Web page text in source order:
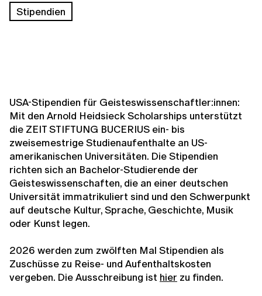
Stipendien
USA-Stipendien für Geisteswissenschaftler:innen:
Mit den Arnold Heidsieck Scholarships unterstützt
die ZEIT STIFTUNG BUCERIUS ein- bis
zweisemestrige Studienaufenthalte an US-
amerikanischen Universitäten. Die Stipendien
richten sich an Bachelor-Studierende der
Geisteswissenschaften, die an einer deutschen
Universität immatrikuliert sind und den Schwerpunkt
auf deutsche Kultur, Sprache, Geschichte, Musik
oder Kunst legen.
2026 werden zum zwölften Mal Stipendien als
Zuschüsse zu Reise- und Aufenthaltskosten
vergeben. Die Ausschreibung ist hier zu finden.